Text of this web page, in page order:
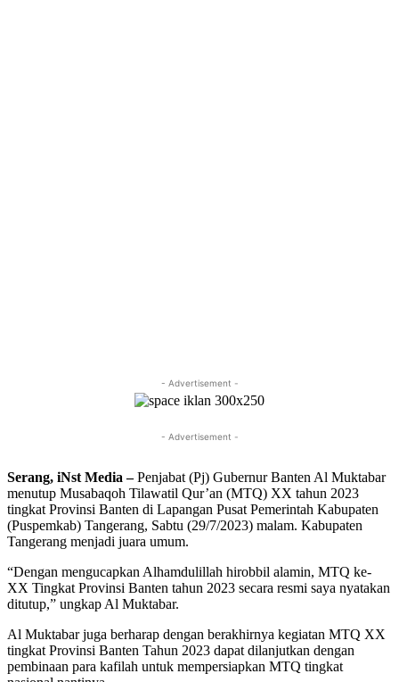
- Advertisement -
- Advertisement -
Serang, iNst Media –Penjabat (Pj) Gubernur Banten Al Muktabar
menutup Musabaqoh Tilawatil Qur’an (MTQ) XX tahun 2023
tingkat Provinsi Banten di Lapangan Pusat Pemerintah Kabupaten
(Puspemkab) Tangerang, Sabtu (29/7/2023) malam. Kabupaten
Tangerang menjadi juara umum.
“Dengan mengucapkan Alhamdulillah hirobbil alamin, MTQ ke-
XX Tingkat Provinsi Banten tahun 2023 secara resmi saya nyatakan
ditutup,” ungkap Al Muktabar.
Al Muktabar juga berharap dengan berakhirnya kegiatan MTQ XX
tingkat Provinsi Banten Tahun 2023 dapat dilanjutkan dengan
pembinaan para kafilah untuk mempersiapkan MTQ tingkat